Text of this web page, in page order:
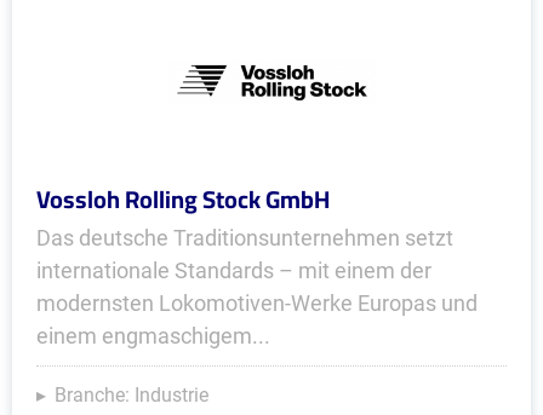
Vossloh Rolling Stock GmbH
Das deutsche Traditionsunternehmen setzt
internationale Standards – mit einem der
modernsten Lokomotiven-Werke Europas und
einem engmaschigem...
Branche: Industrie